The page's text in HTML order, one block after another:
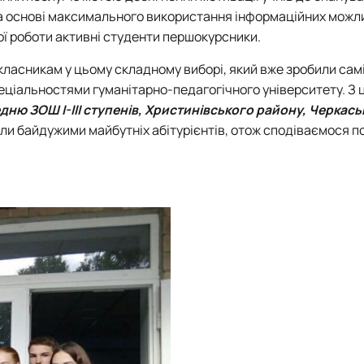
факультету
України
студентської молоді
англійської філології
фізичної культури і спорту
філософії та міжнародної комунікації
психології
культурології
максимального використання інформаційних
роботи активні студенти першокурсники.
у цьому складному виборі, який вже зробили
гуманітарно-педагогічного університету. З
ЗОШ І-ІІІ ступенів, Христинівського району,
байдужими майбутніх абітурієнтів, отож сподіваємося